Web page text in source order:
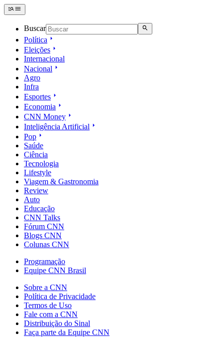
Buscar
Política
Eleições
Internacional
Nacional
Agro
Infra
Esportes
Economia
CNN Money
Inteligência Artificial
Pop
Saúde
Ciência
Tecnologia
Lifestyle
Viagem & Gastronomia
Review
Auto
Educação
CNN Talks
Fórum CNN
Blogs CNN
Colunas CNN
Programação
Equipe CNN Brasil
Sobre a CNN
Política de Privacidade
Termos de Uso
Fale com a CNN
Distribuição do Sinal
Faça parte da Equipe CNN